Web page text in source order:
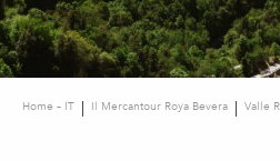
Home – IT Il Mercantour Roya Bevera Valle